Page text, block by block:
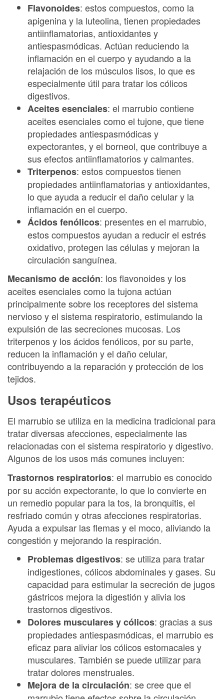
Flavonoides: estos compuestos, como la
apigenina y la luteolina, tienen propiedades
antiinflamatorias, antioxidantes y
antiespasmódicas. Actúan reduciendo la
inflamación en el cuerpo y ayudando a la
relajación de los músculos lisos, lo que es
especialmente útil para tratar los cólicos
digestivos.
Aceites esenciales: el marrubio contiene
aceites esenciales como el tujone, que tiene
propiedades antiespasmódicas y
expectorantes, y el borneol, que contribuye a
sus efectos antiinflamatorios y calmantes.
Triterpenos: estos compuestos tienen
propiedades antiinflamatorias y antioxidantes,
lo que ayuda a reducir el daño celular y la
inflamación en el cuerpo.
Ácidos fenólicos: presentes en el marrubio,
estos compuestos ayudan a reducir el estrés
oxidativo, protegen las células y mejoran la
circulación sanguínea.
Mecanismo de acción: los flavonoides y los
aceites esenciales como la tujona actúan
principalmente sobre los receptores del sistema
nervioso y el sistema respiratorio, estimulando la
expulsión de las secreciones mucosas. Los
triterpenos y los ácidos fenólicos, por su parte,
reducen la inflamación y el daño celular,
contribuyendo a la reparación y protección de los
tejidos.
Usos terapéuticos
El marrubio se utiliza en la medicina tradicional para
tratar diversas afecciones, especialmente las
relacionadas con el sistema respiratorio y digestivo.
Algunos de los usos más comunes incluyen:
Trastornos respiratorios: el marrubio es conocido
por su acción expectorante, lo que lo convierte en
un remedio popular para la tos, la bronquitis, el
resfriado común y otras afecciones respiratorias.
Ayuda a expulsar las flemas y el moco, aliviando la
congestión y mejorando la respiración.
Problemas digestivos: se utiliza para tratar
indigestiones, cólicos abdominales y gases. Su
capacidad para estimular la secreción de jugos
gástricos mejora la digestión y alivia los
trastornos digestivos.
Dolores musculares y cólicos: gracias a sus
propiedades antiespasmódicas, el marrubio es
eficaz para aliviar los cólicos estomacales y
musculares. También se puede utilizar para
tratar dolores menstruales.
Mejora de la circulación: se cree que el